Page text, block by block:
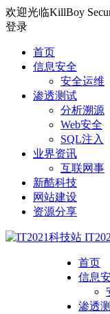
欢迎光临KillBoy
登录
首页
信息安全
安全运维
渗透测试
分析溯源
Web安全
SQL注入
业界资讯
互联网事
新酷科技
网站建设
资源分享
首页
信息
渗透